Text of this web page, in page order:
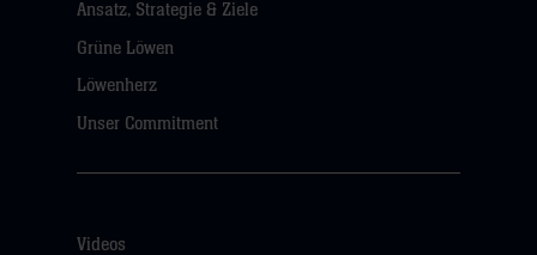
Ansatz, Strategie & Ziele
Grüne Löwen
Löwenherz
Unser Commitment
Videos